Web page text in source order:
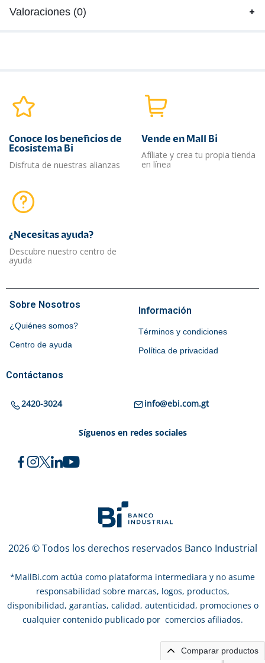
Valoraciones (0)
Conoce los beneficios de
Ecosistema Bi
Disfruta de nuestras alianzas
Vende en Mall Bi
Afíliate y crea tu propia tienda
en línea
¿Necesitas ayuda?​
Descubre nuestro centro de
ayuda
Sobre Nosotros
¿Quiénes somos?
Centro de ayuda
Información
Términos y condiciones
Política de privacidad
Contáctanos
2420-3024 info@ebi.com.gt
Síguenos en redes sociales
2026 © Todos los derechos reservados Banco Industrial
*MallBi.com actúa como plataforma intermediara y no asume
responsabilidad sobre marcas, logos, productos,
disponibilidad, garantías, calidad, autenticidad, promociones o
cualquier contenido publicado por comercios afiliados.
Comparar productos